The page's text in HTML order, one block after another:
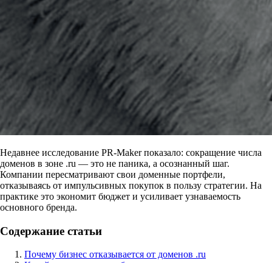
Недавнее исследование PR‑Maker показало: сокращение числа
доменов в зоне .ru — это не паника, а осознанный шаг.
Компании пересматривают свои доменные портфели,
отказываясь от импульсивных покупок в пользу стратегии. На
практике это экономит бюджет и усиливает узнаваемость
основного бренда.
Содержание статьи
Почему бизнес отказывается от доменов .ru